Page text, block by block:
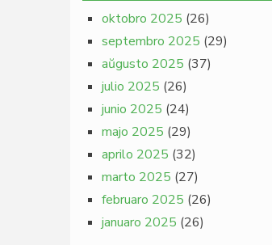
oktobro 2025 (26)
septembro 2025 (29)
aŭgusto 2025 (37)
julio 2025 (26)
junio 2025 (24)
majo 2025 (29)
aprilo 2025 (32)
marto 2025 (27)
februaro 2025 (26)
januaro 2025 (26)